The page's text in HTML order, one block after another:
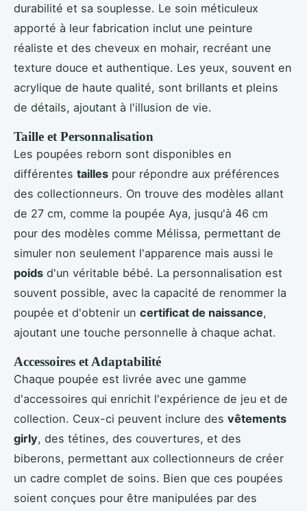
durabilité et sa souplesse. Le soin méticuleux
apporté à leur fabrication inclut une peinture
réaliste et des cheveux en mohair, recréant une
texture douce et authentique. Les yeux, souvent en
acrylique de haute qualité, sont brillants et pleins
de détails, ajoutant à l'illusion de vie.
Taille et Personnalisation
Les poupées reborn sont disponibles en
différentes tailles pour répondre aux préférences
des collectionneurs. On trouve des modèles allant
de 27 cm, comme la poupée Aya, jusqu'à 46 cm
pour des modèles comme Mélissa, permettant de
simuler non seulement l'apparence mais aussi le
poids d'un véritable bébé. La personnalisation est
souvent possible, avec la capacité de renommer la
poupée et d'obtenir un certificat de naissance,
ajoutant une touche personnelle à chaque achat.
Accessoires et Adaptabilité
Chaque poupée est livrée avec une gamme
d'accessoires qui enrichit l'expérience de jeu et de
collection. Ceux-ci peuvent inclure des vêtements
girly, des tétines, des couvertures, et des
biberons, permettant aux collectionneurs de créer
un cadre complet de soins. Bien que ces poupées
soient conçues pour être manipulées par des